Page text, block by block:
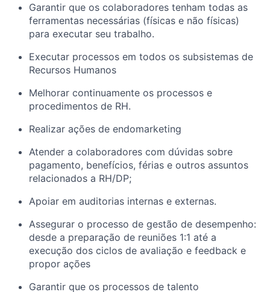
Garantir que os colaboradores tenham todas as
ferramentas necessárias (físicas e não físicas)
para executar seu trabalho.
Executar processos em todos os subsistemas de
Recursos Humanos
Melhorar continuamente os processos e
procedimentos de RH.
Realizar ações de endomarketing
Atender a colaboradores com dúvidas sobre
pagamento, benefícios, férias e outros assuntos
relacionados a RH/DP;
Apoiar em auditorias internas e externas.
Assegurar o processo de gestão de desempenho:
desde a preparação de reuniões 1:1 até a
execução dos ciclos de avaliação e feedback e
propor ações
Garantir que os processos de talento